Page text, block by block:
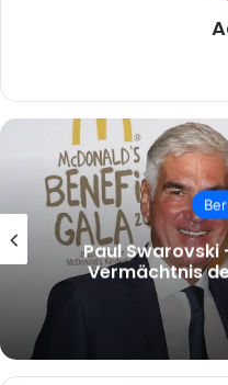
McRae und